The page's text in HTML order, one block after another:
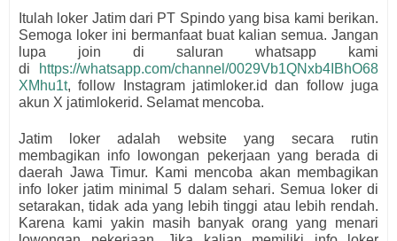
Itulah loker Jatim dari PT Spindoyang bisa kami berikan.
Semoga loker ini bermanfaat buat kalian semua. Jangan
lupa join di saluran whatsapp kami
di
https://whatsapp.com/channel/0029Vb1QNxb4IBhO68
XMhu1t, follow Instagram jatimloker.id dan follow juga
akun X jatimlokerid. Selamat mencoba.
Jatim loker adalah website yang secara rutin
membagikan info lowongan pekerjaan yang berada di
daerah Jawa Timur. Kami mencoba akan membagikan
info loker jatim minimal 5 dalam sehari. Semua loker di
setarakan, tidak ada yang lebih tinggi atau lebih rendah.
Karena kami yakin masih banyak orang yang menari